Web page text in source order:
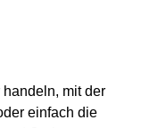
mit der
einfach die